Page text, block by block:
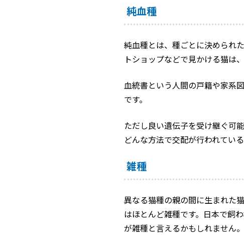
純血種
純血種とは、種ごとに決められ
トショップなどで見かける猫は
血統書という人間の戸籍や家系
です。
ただし良い遺伝子を受け継ぐ可
どんな方法で交配が行われてい
雑種
異なる猫種の親の間に生まれた
はほとんど雑種です。日本で飼
が雑種と言えるかもしれません。